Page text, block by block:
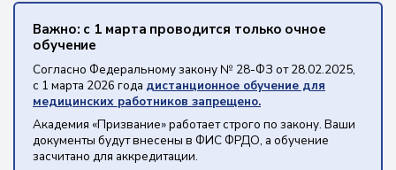
Важно: с 1 марта проводится только очное
обучение
Согласно Федеральному закону № 28-ФЗ от 28.02.2025,
с 1 марта 2026 года дистанционное обучение для
медицинских работников запрещено.
Академия «Призвание» работает строго по закону. Ваши
документы будут внесены в ФИС ФРДО, а обучение
засчитано для аккредитации.